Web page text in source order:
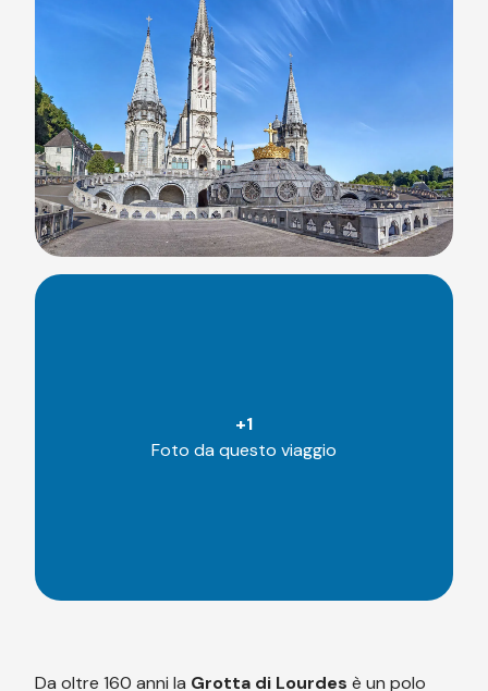
+1
Foto da questo viaggio
Da oltre 160 anni la Grotta di Lourdes è un polo